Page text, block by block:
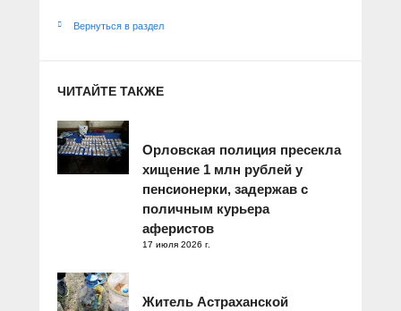
Вернуться в раздел
ЧИТАЙТЕ ТАКЖЕ
Орловская полиция пресекла
хищение 1 млн рублей у
пенсионерки, задержав с
поличным курьера
аферистов
17 июля 2026 г.
Житель Астраханской